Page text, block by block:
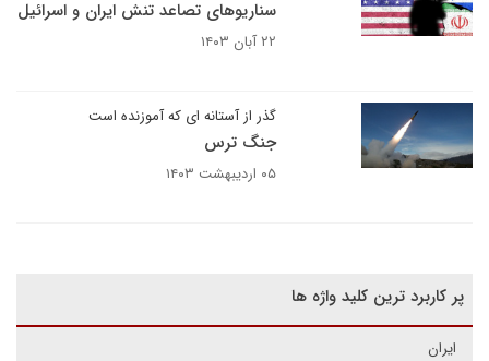
سناریوهای تصاعد تنش ایران و اسرائیل
۲۲ آبان ۱۴۰۳
گذر از آستانه ای که آموزنده است
جنگ ترس
۰۵ اردیبهشت ۱۴۰۳
پر کاربرد ترین کلید واژه ها
ایران